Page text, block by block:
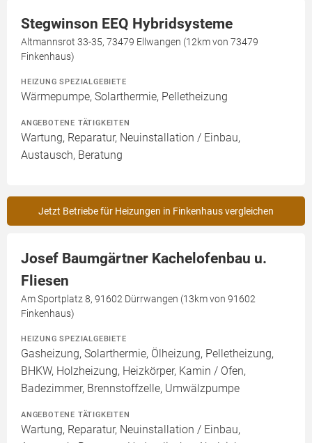
Stegwinson EEQ Hybridsysteme
Altmannsrot 33-35, 73479 Ellwangen (12km von 73479
Finkenhaus)
HEIZUNG SPEZIALGEBIETE
Wärmepumpe, Solarthermie, Pelletheizung
ANGEBOTENE TÄTIGKEITEN
Wartung, Reparatur, Neuinstallation / Einbau,
Austausch, Beratung
Jetzt Betriebe für Heizungen in Finkenhaus vergleichen
Josef Baumgärtner Kachelofenbau u.
Fliesen
Am Sportplatz 8, 91602 Dürrwangen (13km von 91602
Finkenhaus)
HEIZUNG SPEZIALGEBIETE
Gasheizung, Solarthermie, Ölheizung, Pelletheizung,
BHKW, Holzheizung, Heizkörper, Kamin / Ofen,
Badezimmer, Brennstoffzelle, Umwälzpumpe
ANGEBOTENE TÄTIGKEITEN
Wartung, Reparatur, Neuinstallation / Einbau,